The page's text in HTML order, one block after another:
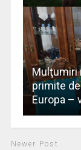
Mulţumiri
primite
Europa –
Newer Post